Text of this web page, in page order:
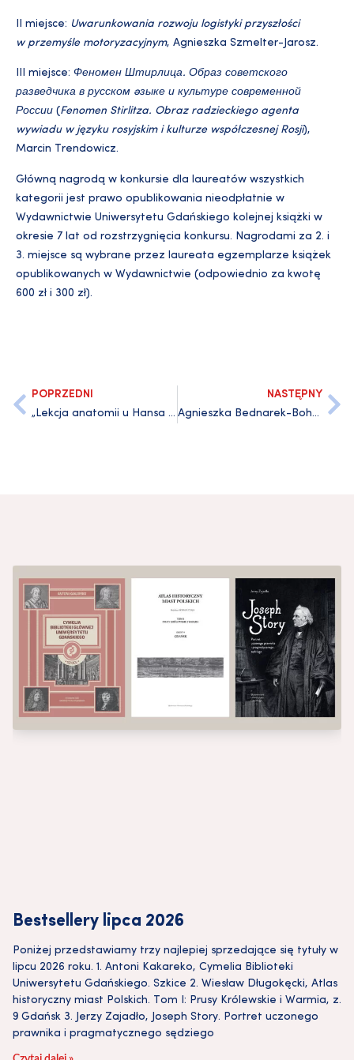
II miejsce: Uwarunkowania rozwoju logistyki przyszłości
w przemyśle motoryzacyjnym, Agnieszka Szmelter-Jarosz.
III miejsce: Феномен Штирлица. Образ советского
разведчика в русском языке и культуре современной
России (Fenomen Stirlitza. Obraz radzieckiego agenta
wywiadu w języku rosyjskim i kulturze współczesnej Rosji),
Marcin Trendowicz.
Główną nagrodą w konkursie dla laureatów wszystkich
kategorii jest prawo opublikowania nieodpłatnie w
Wydawnictwie Uniwersytetu Gdańskiego kolejnej książki w
okresie 7 lat od rozstrzygnięcia konkursu. Nagrodami za 2. i
3. miejsce są wybrane przez laureata egzemplarze książek
opublikowanych w Wydawnictwie (odpowiednio za kwotę
600 zł i 300 zł).
POPRZEDNI
„Lekcja anatomii u Hansa Memlinga” Jerzego Jankaua z nominacją do Pomorskiej Książki Roku 2019
NASTĘPNY
Agnieszka Bednarek-Bohdziewicz z Nagrodą Oddziału PAN w Gdańsku dla młodych naukowców
Bestsellery lipca 2026
Poniżej przedstawiamy trzy najlepiej sprzedające się tytuły w
lipcu 2026 roku. 1. Antoni Kakareko, Cymelia Biblioteki
Uniwersytetu Gdańskiego. Szkice 2. Wiesław Długokęcki, Atlas
historyczny miast Polskich. Tom I: Prusy Królewskie i Warmia, z.
9 Gdańsk 3. Jerzy Zajadło, Joseph Story. Portret uczonego
prawnika i pragmatycznego sędziego